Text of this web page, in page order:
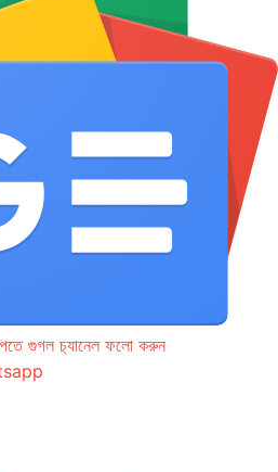
গুগল চ‌্যানেল ফলো করুন